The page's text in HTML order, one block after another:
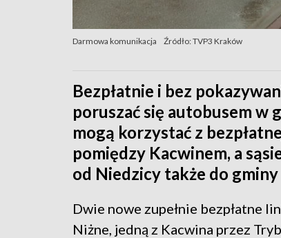
Darmowa komunikacja Źródło: TVP3 Kraków
Bezpłatnie i bez
poruszać się autobusem w
mogą korzystać z
pomiędzy Kacwinem, a
od Niedzicy także do
Dwie nowe zupełnie bezpłatne
Niżne, jedną z Kacwina przez